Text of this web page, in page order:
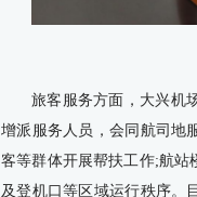
旅客服务方面，大兴机
增派服务人员，会同航司地
客等群体开展帮扶工作;航站
及登机口等区域运行秩序。